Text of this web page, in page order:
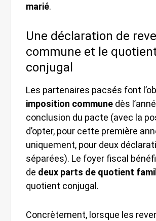
marié.
Une déclaration de
commune et le
conjugal
Les partenaires pacsés font
imposition commune dès
conclusion du pacte (avec la
d’opter, pour cette première
uniquement, pour deux
séparées). Le foyer fiscal
de deux parts de quotient
quotient conjugal.
Concrètement, lorsque les